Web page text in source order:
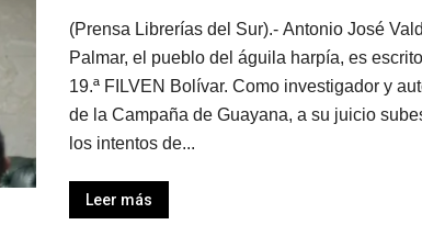
(Prensa Librerías del Sur).- Antonio José
Palmar, el pueblo del águila harpía, es
19.ª FILVEN Bolívar. Como investigador y
de la Campaña de Guayana, a su juicio
los intentos de...
Leer más